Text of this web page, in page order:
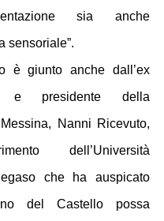
sia anche
sensoriale”.
è giunto anche dall’ex
e presidente della
Nanni Ricevuto,
dell’Università
che ha auspicato
del Castello possa